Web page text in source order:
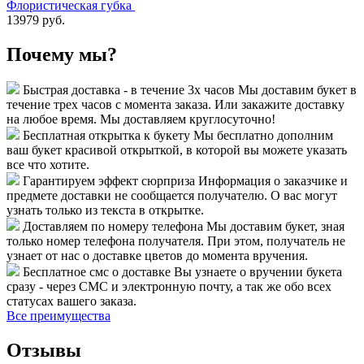
Флористическая губка
13979 руб.
Почему мы?
Быстрая доставка - в течение 3х часов Мы доставим букет в
течение трех часов с момента заказа. Или закажите доставку
на любое время. Мы доставляем круглосуточно!
Бесплатная открытка к букету Мы бесплатно дополним
ваш букет красивой открыткой, в которой вы можете указать
все что хотите.
Гарантируем эффект сюрприза Информация о заказчике и
предмете доставки не сообщается получателю. О вас могут
узнать только из текста в открытке.
Доставляем по номеру телефона Мы доставим букет, зная
только номер телефона получателя. При этом, получатель не
узнает от нас о доставке цветов до момента вручения.
Бесплатное смс о доставке Вы узнаете о вручении букета
сразу - через СМС и электронную почту, а так же обо всех
статусах вашего заказа.
Все преимущества
Отзывы